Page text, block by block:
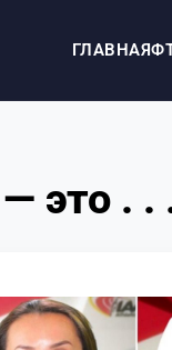
ГЛАВНАЯ
это . .